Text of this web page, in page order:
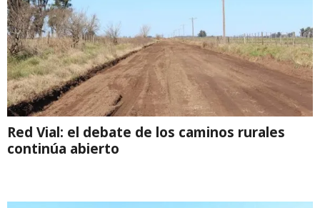
Red Vial: el debate de los caminos rurales
continúa abierto